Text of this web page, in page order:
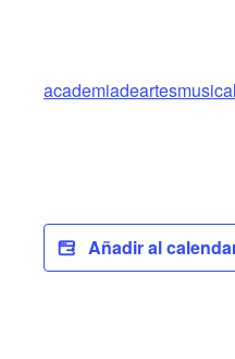
Añadir al